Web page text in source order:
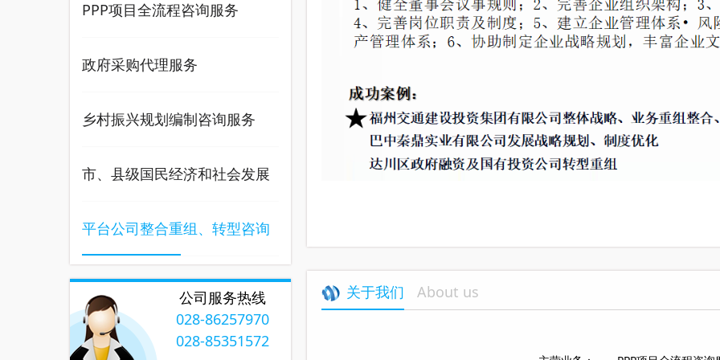
PPP项目全流程咨询服务
政府采购代理服务
乡村振兴规划编制咨询服务
市、县级国民经济和社会发展
五年规划编制及实施情况中
期、期末评估报告咨询服务
平台公司整合重组、转型咨询
服务
公司服务热线
028-86257970
028-85351572
关于我们 About us